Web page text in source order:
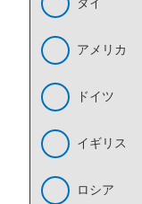
タイ
アメリカ
ドイツ
イギリス
ロシア